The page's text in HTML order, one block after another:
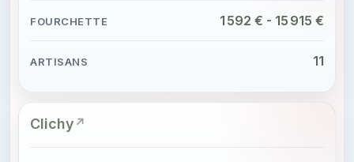
1 592 € - 15 915 €
11
Clichy